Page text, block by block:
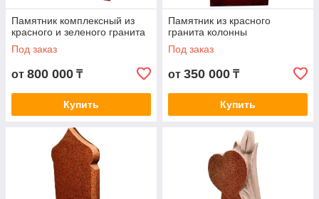
Памятник комплексный из
красного и зеленого гранита
Под заказ
от 800 000 ₸
Купить
Памятник из красного
гранита колонны
Под заказ
от 350 000 ₸
Купить